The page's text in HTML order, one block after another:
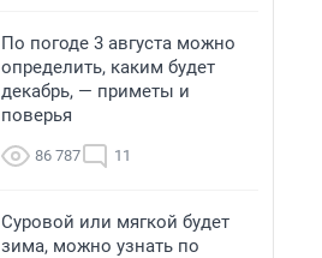
По погоде 3 августа можно
определить, каким будет
декабрь, — приметы и
поверья
86 787 11
Суровой или мягкой будет
зима, можно узнать по